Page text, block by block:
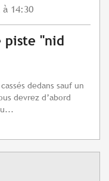
à 14:30
"nid
dedans sauf un
devrez d’abord